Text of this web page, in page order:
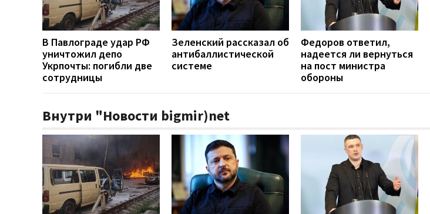
В Павлограде удар РФ
уничтожил депо
Укрпочты: погибли две
сотрудницы
Зеленский рассказал об
антибаллистической
системе
Федоров ответил,
надеется ли вернуться
на пост министра
обороны
Внутри "Новости bigmir)net